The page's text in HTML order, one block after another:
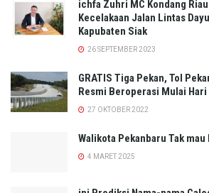
ichfa Zuhri MC Kondang
Kecelakaan Jalan Lintas
Kapubaten Siak
26 SEPTEMBER 2023
GRATIS Tiga Pekan, Tol
Resmi Beroperasi Mulai Hari
27 OKTOBER 2022
Walikota Pekanbaru Tak
4 MARET 2025